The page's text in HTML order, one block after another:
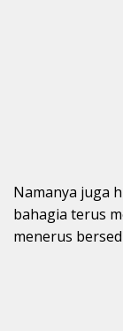
Namanya juga
bahagia terus
menerus